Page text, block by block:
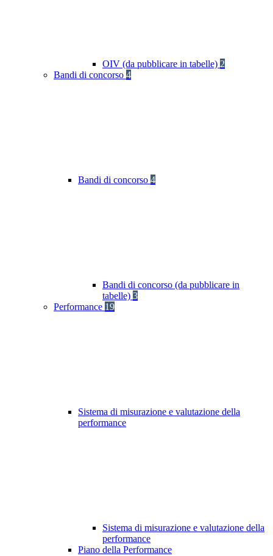
OIV (da pubblicare in tabelle) 2
Bandi di concorso 4
Bandi di concorso 4
Bandi di concorso (da pubblicare in
tabelle) 3
Performance 19
Sistema di misurazione e valutazione della
performance
Sistema di misurazione e valutazione della
performance
Piano della Performance